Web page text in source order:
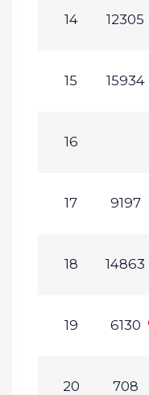
14 12305
15 15934
16
17 9197
18 14863
19 6130
20 708